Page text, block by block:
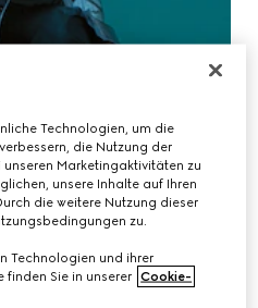
Technologien, um die
die Nutzung der
Marketingaktivitäten zu
unsere Inhalte auf Ihren
die weitere Nutzung dieser
zu.
Technologien und ihrer
finden Sie in unserer Cookie-